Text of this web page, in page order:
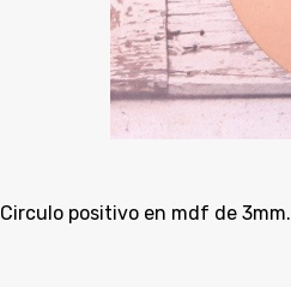
Circulo positivo en mdf de 3mm.